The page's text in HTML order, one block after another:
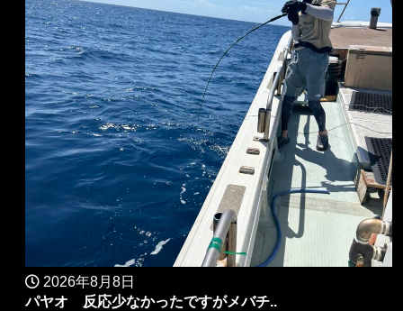
2026年8月8日
パヤオ 反応少なかったですがメバチ..